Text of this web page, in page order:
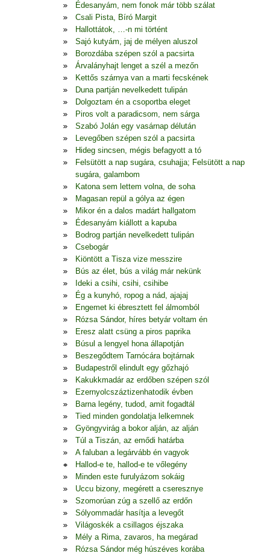
Édesanyám, nem fonok már több szálat
Csali Pista, Bíró Margit
Hallottátok, …-n mi történt
Sajó kutyám, jaj de mélyen aluszol
Borozdába szépen szól a pacsirta
Árvalányhajt lenget a szél a mezőn
Kettős szárnya van a marti fecskének
Duna partján nevelkedett tulipán
Dolgoztam én a csoportba eleget
Piros volt a paradicsom, nem sárga
Szabó Jolán egy vasárnap délután
Levegőben szépen szól a pacsirta
Hideg sincsen, mégis befagyott a tó
Felsütött a nap sugára, csuhajja; Felsütött a nap
sugára, galambom
Katona sem lettem volna, de soha
Magasan repül a gólya az égen
Mikor én a dalos madárt hallgatom
Édesanyám kiállott a kapuba
Bodrog partján nevelkedett tulipán
Csebogár
Kiöntött a Tisza vize messzire
Bús az élet, bús a világ már nekünk
Ideki a csihi, csihi, csihibe
Ég a kunyhó, ropog a nád, ajajaj
Engemet ki ébresztett fel álmomból
Rózsa Sándor, híres betyár voltam én
Eresz alatt csüng a piros paprika
Búsul a lengyel hona állapotján
Beszegődtem Tarnócára bojtárnak
Budapestről elindult egy gőzhajó
Kakukkmadár az erdőben szépen szól
Ezernyolcszáztizenhatodik évben
Barna legény, tudod, amit fogadtál
Tied minden gondolatja lelkemnek
Gyöngyvirág a bokor alján, az alján
Túl a Tiszán, az emődi határba
A faluban a legárvább én vagyok
Hallod-e te, hallod-e te vőlegény
Minden este furulyázom sokáig
Uccu bizony, megérett a cseresznye
Szomorúan zúg a szellő az erdőn
Sólyommadár hasítja a levegőt
Világoskék a csillagos éjszaka
Mély a Rima, zavaros, ha megárad
Rózsa Sándor még húszéves korába